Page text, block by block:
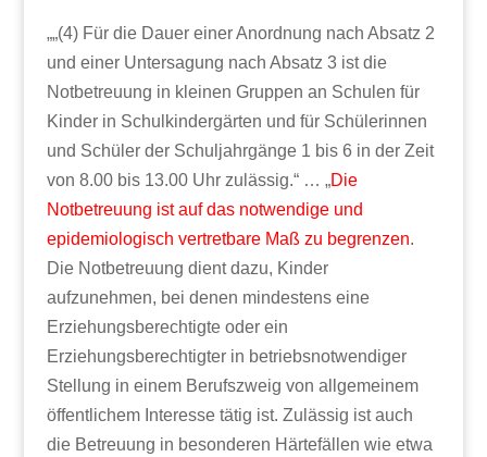
„„(4) Für die Dauer einer Anordnung nach Absatz 2
und einer Untersagung nach Absatz 3 ist die
Notbetreuung in kleinen Gruppen an Schulen für
Kinder in Schulkindergärten und für Schülerinnen
und Schüler der Schuljahrgänge 1 bis 6 in der Zeit
von 8.00 bis 13.00 Uhr zulässig.“ … „Die
Notbetreuung ist auf das notwendige und
epidemiologisch vertretbare Maß zu begrenzen.
Die Notbetreuung dient dazu, Kinder
aufzunehmen, bei denen mindestens eine
Erziehungsberechtigte oder ein
Erziehungsberechtigter in betriebsnotwendiger
Stellung in einem Berufszweig von allgemeinem
öffentlichem Interesse tätig ist. Zulässig ist auch
die Betreuung in besonderen Härtefällen wie etwa